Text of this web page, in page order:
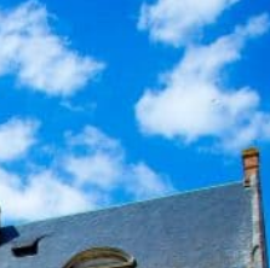
VIE ASSOCIATIVE - SPORTIVE